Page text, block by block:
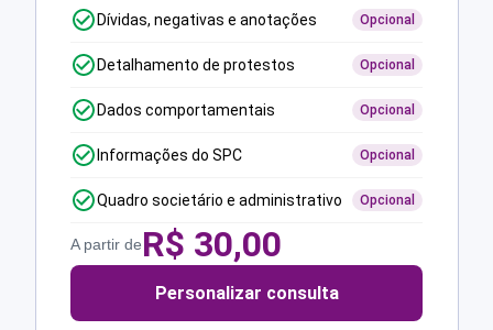
Dívidas, negativas e anotações Opcional
Detalhamento de protestos Opcional
Dados comportamentais Opcional
Informações do SPC Opcional
Quadro societário e administrativo Opcional
A partir deR$ 30,00
Personalizar consulta